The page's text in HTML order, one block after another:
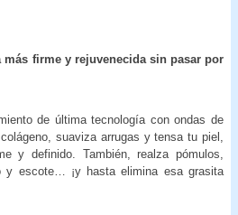
más firme y rejuvenecida sin pasar por
de última tecnología con ondas de
suaviza arrugas y tensa tu piel,
y definido. También, realza pómulos,
y escote… ¡y hasta elimina esa grasita